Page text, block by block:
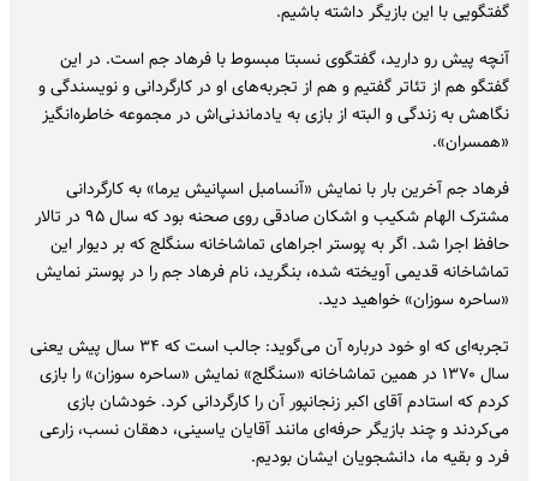
گفتگویی با این بازیگر داشته باشیم.
آنچه پیش رو دارید، گفتگوی نسبتا مبسوط با فرهاد جم است. در این
گفتگو هم از تئاتر گفتیم و هم از تجربه‌های او در کارگردانی و نویسندگی و
نگاهش به زندگی و البته از بازی به یادماندنی‌اش در مجموعه خاطره‌انگیز
«همسران».
فرهاد جم آخرین بار با نمایش «آنسامبل اسپانیش یرما» به کارگردانی
مشترک الهام شکیب و اشکان صادقی روی صحنه بود که سال ۹۵ در تالار
حافظ اجرا شد. اگر به پوستر اجراهای تماشاخانه سنگلج که بر دیوار این
تماشاخانه قدیمی آویخته شده، بنگرید، نام فرهاد جم را در پوستر نمایش
«ساحره سوزان» خواهید دید.
تجربه‌ای که او خود درباره آن می‌گوید: جالب است که ۳۴ سال پیش یعنی
سال ۱۳۷۰ در همین تماشاخانه «سنگلج» نمایش «ساحره سوزان» را بازی
کردم که استادم آقای اکبر زنجانپور آن را کارگردانی کرد. خودشان بازی
می‌کردند و چند بازیگر حرفه‌ای مانند آقایان یاسینی، دهقان نسب، زارعی
فرد و بقیه ما، دانشجویان ایشان بودیم.